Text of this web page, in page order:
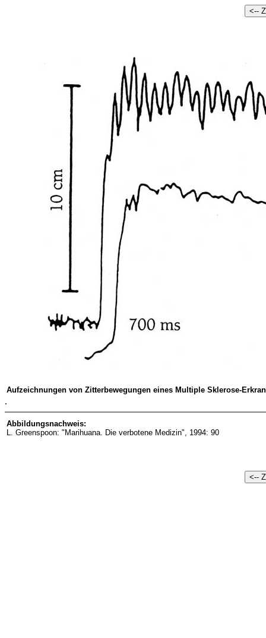
Aufzeichnungen von Zitterbewegungen eines Multiple Sklerose-
.
Abbildungsnachweis:
L. Greenspoon: "Marihuana. Die verbotene Medizin", 1994: 90